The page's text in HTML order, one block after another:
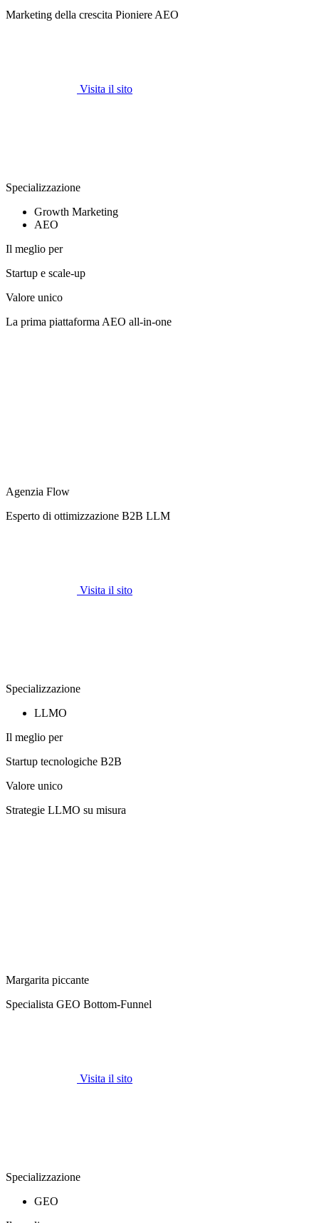
Marketing della crescita Pioniere AEO
Visita il sito
Specializzazione
Growth Marketing
AEO
Il meglio per
Startup e scale-up
Valore unico
La prima piattaforma AEO all-in-one
Agenzia Flow
Esperto di ottimizzazione B2B LLM
Visita il sito
Specializzazione
LLMO
Il meglio per
Startup tecnologiche B2B
Valore unico
Strategie LLMO su misura
Margarita piccante
Specialista GEO Bottom-Funnel
Visita il sito
Specializzazione
GEO